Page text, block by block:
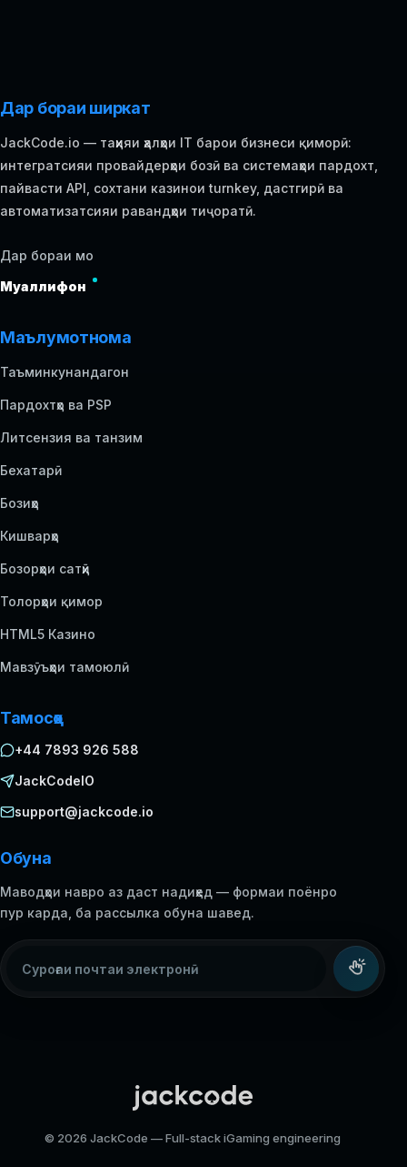
Дар бораи ширкат
JackCode.io — таҳияи ҳалҳои IT барои бизнеси қиморӣ:
интегратсияи провайдерҳои бозӣ ва системаҳои пардохт,
пайвасти API, сохтани казинои turnkey, дастгирӣ ва
автоматизатсияи равандҳои тиҷоратӣ.
Дар бораи мо
Муаллифон
Маълумотнома
Таъминкунандагон
Пардохтҳо ва PSP
Литсензия ва танзим
Бехатарӣ
Бозиҳо
Кишварҳо
Бозорҳои сатҳӣ
Толорҳои қимор
HTML5 Казино
Мавзӯъҳои тамоюлӣ
Тамосҳо
+44 7893 926 588
JackCodeIO
support@jackcode.io
Обуна
Маводҳои навро аз даст надиҳед — формаи поёнро
пур карда, ба рассылка обуна шавед.
© 2026 JackCode — Full-stack iGaming engineering